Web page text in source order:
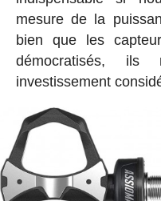
mesure de la
bien que les
démocratisés, ils
investissement